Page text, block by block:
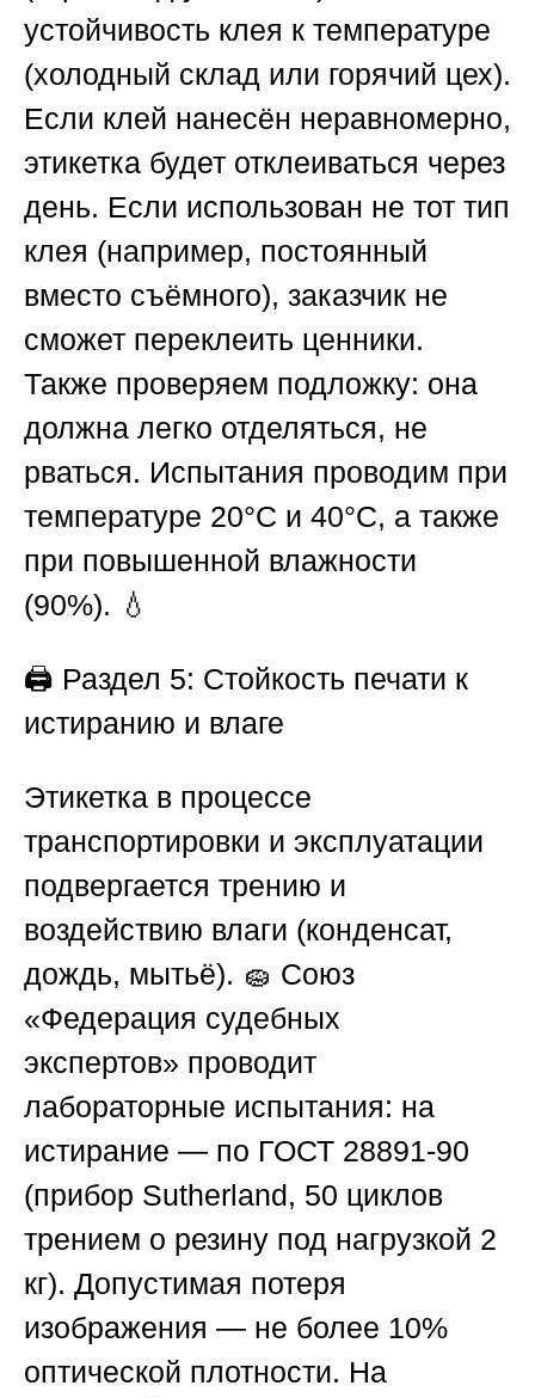
устойчивость клея к температуре
(холодный склад или горячий цех).
Если клей нанесён неравномерно,
этикетка будет отклеиваться через
день. Если использован не тот тип
клея (например, постоянный
вместо съёмного), заказчик не
сможет переклеить ценники.
Также проверяем подложку: она
должна легко отделяться, не
рваться. Испытания проводим при
температуре 20°C и 40°C, а также
при повышенной влажности
(90%). 💧
🖨️ Раздел 5: Стойкость печати к
истиранию и влаге
Этикетка в процессе
транспортировки и эксплуатации
подвергается трению и
воздействию влаги (конденсат,
дождь, мытьё). 🧽 Союз
«Федерация судебных
экспертов» проводит
лабораторные испытания: на
истирание — по ГОСТ 28891-90
(прибор Sutherland, 50 циклов
трением о резину под нагрузкой 2
кг). Допустимая потеря
изображения — не более 10%
оптической плотности. На